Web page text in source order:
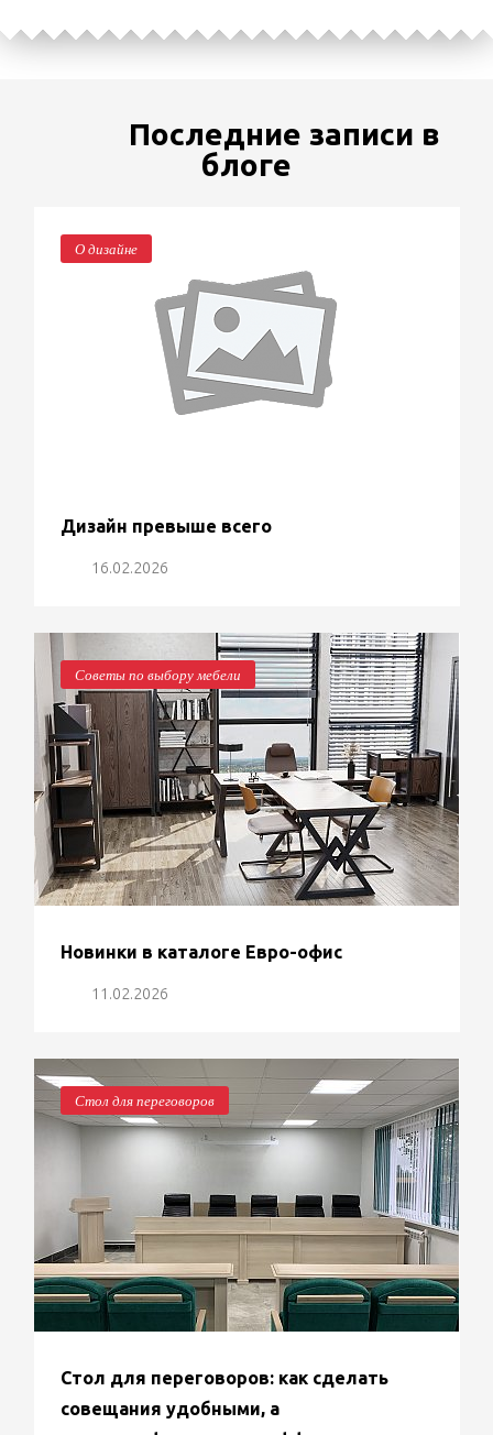
Последние записи в
блоге
О дизайне
Дизайн превыше всего
16.02.2026
Советы по выбору мебели
Новинки в каталоге Евро-офис
11.02.2026
Стол для переговоров
Стол для переговоров: как сделать
совещания удобными, а